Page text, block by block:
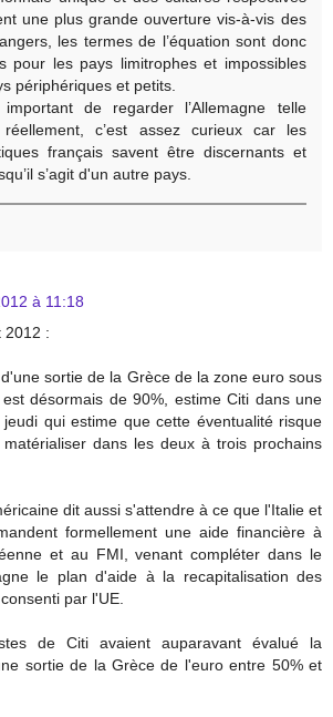
une plus grande ouverture vis-à-vis des
les termes de l’équation sont donc
pour les pays limitrophes et impossibles
périphériques et petits.
de regarder l’Allemagne telle
réellement, c’est assez curieux car les
français savent être discernants et
s’agit d'un autre pays.
à 11:18
2012 :
sortie de la Grèce de la zone euro sous
désormais de 90%, estime Citi dans une
qui estime que cette éventualité risque
dans les deux à trois prochains
dit aussi s'attendre à ce que l'Italie et
formellement une aide financière à
et au FMI, venant compléter dans le
le plan d'aide à la recapitalisation des
par l'UE.
de Citi avaient auparavant évalué la
sortie de la Grèce de l'euro entre 50% et